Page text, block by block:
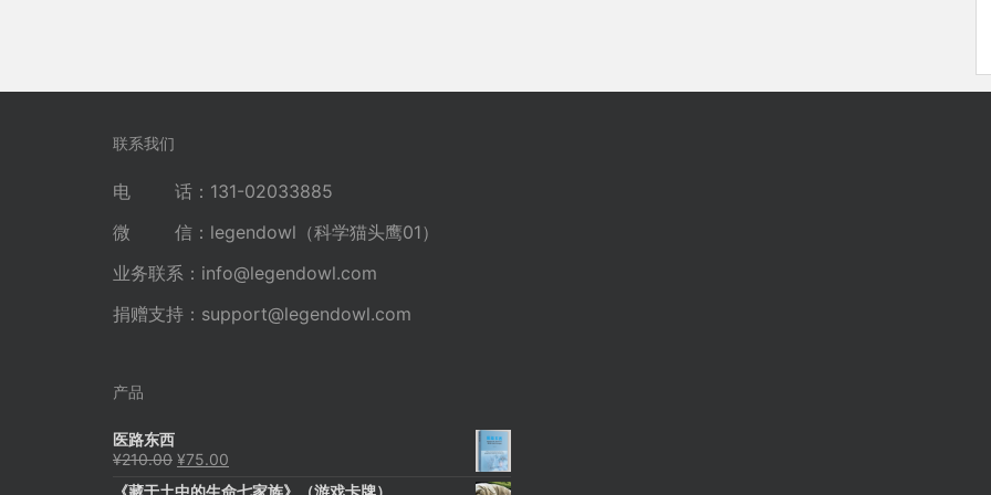
联系我们
电 话：131-02033885
微 信：legendowl（科学猫头鹰01）
业务联系： info@legendowl.com
捐赠支持： support@legendowl.com
产品
医路东西
¥210.00 原
¥75.00